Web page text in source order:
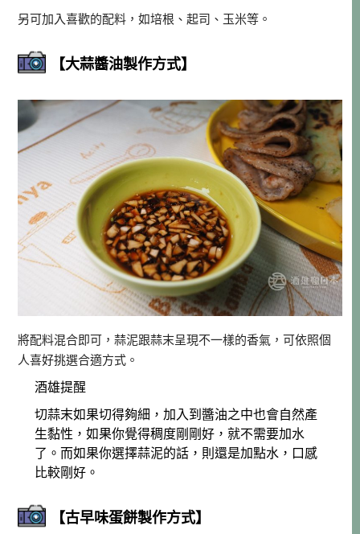
另可加入喜歡的配料，如培根、起司、玉米等。
【大蒜醬油製作方式】
將配料混合即可，蒜泥跟蒜末呈現不一樣的香氣，可依照個
人喜好挑選合適方式。
酒雄提醒
切蒜末如果切得夠細，加入到醬油之中也會自然產
生黏性，如果你覺得稠度剛剛好，就不需要加水
了。而如果你選擇蒜泥的話，則還是加點水，口感
比較剛好。
【古早味蛋餅製作方式】